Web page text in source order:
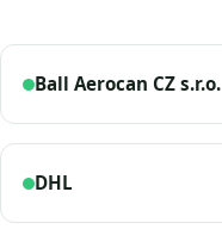
Ball Aerocan CZ s.r.o.
DHL